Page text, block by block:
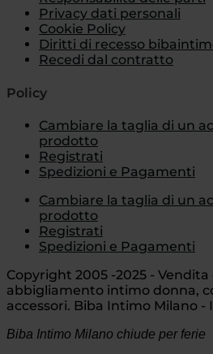
Privacy dati personali
Cookie Policy
Diritti di recesso
Recedi dal contratto
Policy
Cambiare la taglia di un
prodotto
Registrati
Spedizioni e Pagamenti
Cambiare la taglia di un
prodotto
Registrati
Spedizioni e Pagamenti
Copyright 2005 -2025 - Vendita
abbigliamento intimo donna,
accessori. Biba Intimo Milano -
Biba Intimo Milano chiude per ferie